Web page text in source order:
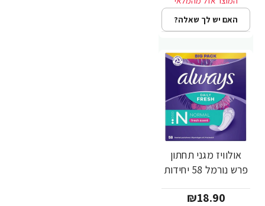
האם יש לך שאלה?
אולוויז מגני תחתון
פרש נורמל 58 יחידות
₪18.90